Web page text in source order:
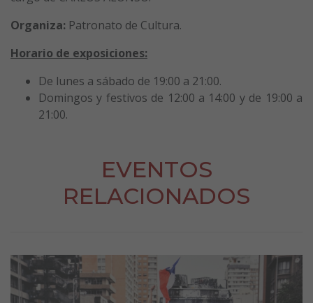
Organiza: Patronato de Cultura.
Horario de exposiciones:
De lunes a sábado de 19:00 a 21:00.
Domingos y festivos de 12:00 a 14:00 y de 19:00 a
21:00.
EVENTOS
RELACIONADOS